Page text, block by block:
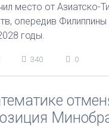
место от Азиатско-
опередив
годы.
340 0